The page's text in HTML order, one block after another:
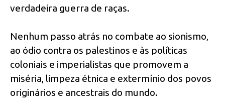
verdadeira guerra de raças.
Nenhum passo atrás no combate ao sionismo,
ao ódio contra os palestinos e às políticas
coloniais e imperialistas que promovem a
miséria, limpeza étnica e extermínio dos povos
originários e ancestrais do mundo.